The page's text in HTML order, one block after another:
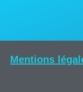
Mentions